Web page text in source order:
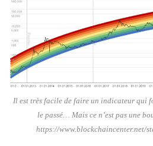
Il est très facile de faire un indicateur qui
le passé… Mais ce n’est pas une
https://www.blockchaincenter.net/